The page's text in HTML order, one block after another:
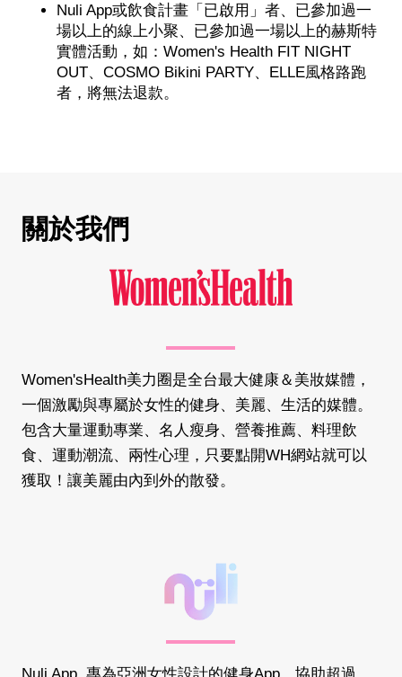
Nuli App或飲食計畫「已啟用」者、已參加過一
場以上的線上小聚、已參加過一場以上的赫斯特
實體活動，如：Women's Health FIT NIGHT
OUT、COSMO Bikini PARTY、ELLE風格路跑
者，將無法退款。
關於我們
Women'sHealth美力圈是全台最大健康＆美妝媒體，
一個激勵與專屬於女性的健身、美麗、生活的媒體。
包含大量運動專業、名人瘦身、營養推薦、料理飲
食、運動潮流、兩性心理，只要點開WH網站就可以
獲取！讓美麗由內到外的散發。